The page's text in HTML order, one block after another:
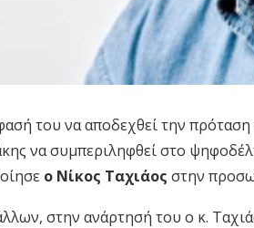
του να αποδεχθεί την
να συμπεριληφθεί στο
ο Νίκος Ταχιάος στην
στην ανάρτησή του ο κ.